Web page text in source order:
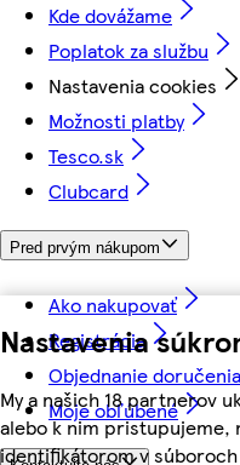
Nastavenia
My a našich 18 partnerov
alebo k nim pristupujeme,
identifikátorom v
Kde dovážame
Poplatok za službu
Nastavenia cookies
Možnosti platby
Tesco.sk
Clubcard
Pred prvým nákupom
Ako nakupovať
Registrácia
Objednanie doručenia
Moje obľúbené